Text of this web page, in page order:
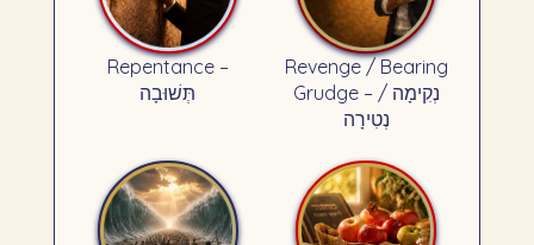
Repentance –
תְּשׁוּבָה
Revenge / Bearing
Grudge – נְקִימָה /
נְטִירָה